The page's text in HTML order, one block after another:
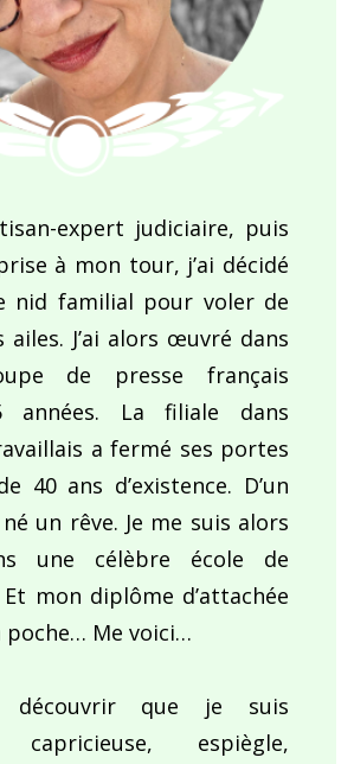
expert judiciaire, puis
à mon tour, j’ai décidé
nid familial pour voler de
ailes. J’ai alors œuvré dans
de presse français
années. La filiale dans
a fermé ses portes
40 ans d’existence. D’un
un rêve. Je me suis alors
une célèbre école de
mon diplôme d’attachée
poche… Me voici…
découvrir que je suis
capricieuse, espiègle,